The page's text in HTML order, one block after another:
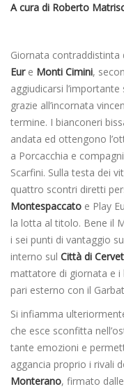
A cura di Roberto
Giornata contraddistinta
Eure Monti Cimini,
aggiudicarsi
grazie all’incornata
termine. I bianconeri
andata ed ottengono
a Porcacchia e
Scarfini. Sulla testa dei
quattro scontri diretti
Montespaccato e Play
la lotta al titolo. Bene il
i sei punti di vantaggio
interno sul Città di
mattatore di giornata e i
pari esterno con il
Si infiamma
che esce sconfitta
tante emozioni e
aggancia proprio i rivali
Monterano, firmato